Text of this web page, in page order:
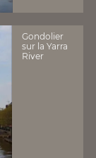
Gondolier
sur la Yarra
River